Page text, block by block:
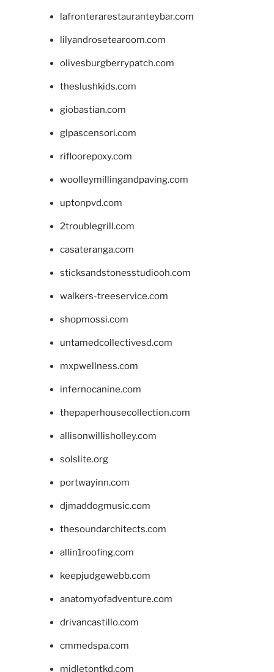
lafronterarestauranteybar.com
lilyandrosetearoom.com
olivesburgberrypatch.com
theslushkids.com
giobastian.com
glpascensori.com
rifloorepoxy.com
woolleymillingandpaving.com
uptonpvd.com
2troublegrill.com
casateranga.com
sticksandstonesstudiooh.com
walkers-treeservice.com
shopmossi.com
untamedcollectivesd.com
mxpwellness.com
infernocanine.com
thepaperhousecollection.com
allisonwillisholley.com
solslite.org
portwayinn.com
djmaddogmusic.com
thesoundarchitects.com
allin1roofing.com
keepjudgewebb.com
anatomyofadventure.com
drivancastillo.com
cmmedspa.com
midletontkd.com